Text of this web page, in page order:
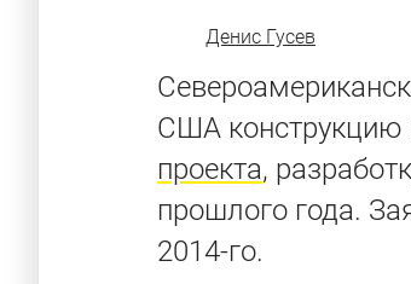
Денис Гусев
США конструкцию
проекта,
прошлого года.
2014-го.